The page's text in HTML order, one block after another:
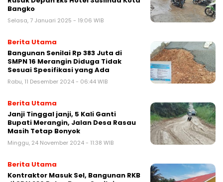
Bangko
Selasa, 7 Januari 2025 - 19:06 WIB
Berita Utama
Bangunan Senilai Rp 383 Juta di
SMPN 16 Merangin Diduga Tidak
Sesuai Spesifikasi yang Ada
Rabu, 11 Desember 2024 - 06:44 WIB
Berita Utama
Janji Tinggal janji, 5 Kali Ganti
Bupati Merangin, Jalan Desa Rasau
Masih Tetap Bonyok
Minggu, 24 November 2024 - 11:38 WIB
Berita Utama
Kontraktor Masuk Sel, Bangunan RKB